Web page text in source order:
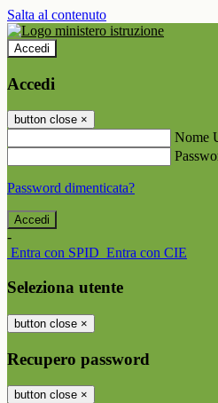
Salta al contenuto
Accedi
Accedi
button close ×
Nome
Password dimenticata?
-
Entra con SPID Entra con CIE
Seleziona utente
button close ×
Recupero password
button close ×